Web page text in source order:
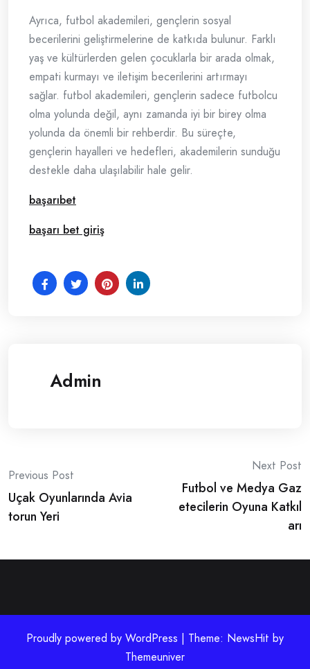
Ayrıca, futbol akademileri, gençlerin sosyal
becerilerini geliştirmelerine de katkıda bulunur. Farklı
yaş ve kültürlerden gelen çocuklarla bir arada olmak,
empati kurmayı ve iletişim becerilerini artırmayı
sağlar. futbol akademileri, gençlerin sadece futbolcu
olma yolunda değil, aynı zamanda iyi bir birey olma
yolunda da önemli bir rehberdir. Bu süreçte,
gençlerin hayalleri ve hedefleri, akademilerin sunduğu
destekle daha ulaşılabilir hale gelir.
başarıbet
başarı bet giriş
Admin
Post
navigation
Previous Post
Uçak Oyunlarında Avia
torun Yeri
Next Post
Futbol ve Medya Gaz
etecilerin Oyuna Katkıl
arı
Proudly powered by WordPress | Theme: NewsHit by
Themeuniver